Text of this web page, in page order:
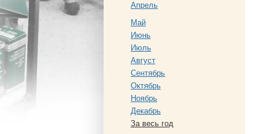
Апрель
Май
Июнь
Июль
Август
Сентябрь
Октябрь
Ноябрь
Декабрь
За весь год